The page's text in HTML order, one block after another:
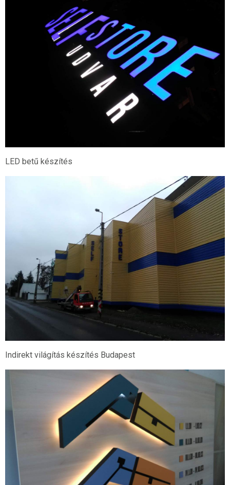
LED betű készítés
Indirekt világítás készítés Budapest